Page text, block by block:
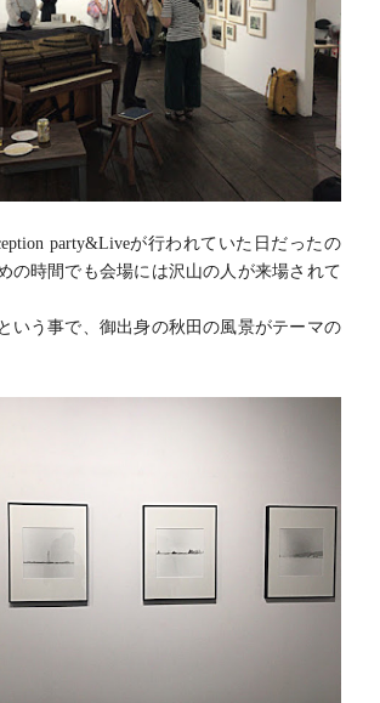
party&Liveが行われていた日だったの
の時間でも会場には沢山の人が来場されて
いう事で、 御出身の秋田の風景がテーマの